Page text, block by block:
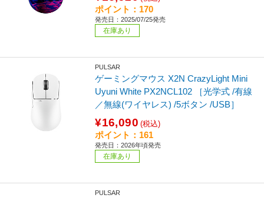
ポイント：170
発売日：2025/07/25発売
在庫あり
PULSAR
ゲーミングマウス X2N CrazyLight Mini
Uyuni White PX2NCL102 ［光学式 /有線
／無線(ワイヤレス) /5ボタン /USB］
¥16,090 (税込)
ポイント：161
発売日：2026年頃発売
在庫あり
PULSAR